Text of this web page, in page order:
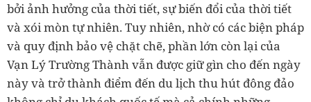
bởi ảnh hưởng của thời tiết, sự biến đổi của thời tiết
và xói mòn tự nhiên. Tuy nhiên, nhờ có các biện pháp
và quy định bảo vệ chặt chẽ, phần lớn còn lại của
Vạn Lý Trường Thành vẫn được giữ gìn cho đến ngày
này và trở thành điểm đến du lịch thu hút đông đảo